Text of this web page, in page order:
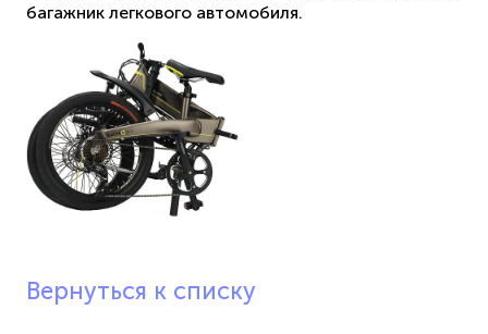
багажник легкового автомобиля.
Вернуться к списку